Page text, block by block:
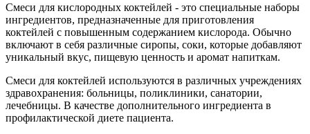
Смеси для кислородных коктейлей - это специальные наборы
ингредиентов, предназначенные для приготовления
коктейлей с повышенным содержанием кислорода. Обычно
включают в себя различные сиропы, соки, которые добавляют
уникальный вкус, пищевую ценность и аромат напиткам.
Смеси для коктейлей используются в различных учреждениях
здравохранения: больницы, поликлиники, санатории,
лечебницы. В качестве дополнительного ингредиента в
профилактической диете пациента.